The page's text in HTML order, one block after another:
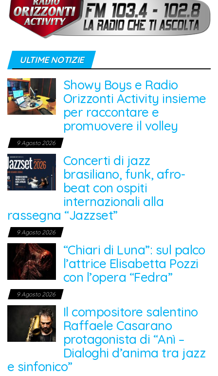
ULTIME NOTIZIE
Showy Boys e Radio
Orizzonti Activity insieme
per raccontare e
promuovere il volley
9 Agosto 2026
Concerti di jazz
brasiliano, funk, afro-
beat con ospiti
internazionali alla
rassegna “Jazzset”
9 Agosto 2026
“Chiari di Luna”: sul palco
l’attrice Elisabetta Pozzi
con l’opera “Fedra”
9 Agosto 2026
Il compositore salentino
Raffaele Casarano
protagonista di “Anì –
Dialoghi d’anima tra jazz
e sinfonico”